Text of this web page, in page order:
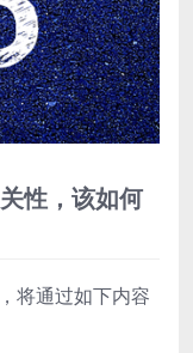
性，该如何
将通过如下内容